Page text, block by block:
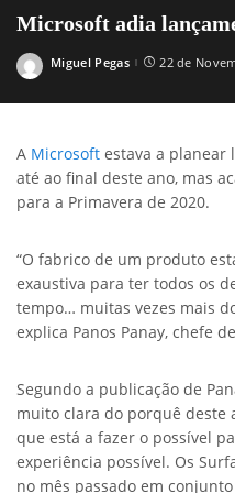
Microsoft adia
Posted
Miguel Pegas 22 de
A Microsoft estava a planear
até ao final deste ano, mas
para a Primavera de 2020.
“O fabrico de um produto
exaustiva para ter todos os
tempo… muitas vezes mais
explica Panos Panay, chefe
Segundo a publicação de
muito clara do porquê deste
que está a fazer o possível
experiência possível. Os
no mês passado em